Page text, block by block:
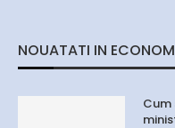
NOUATATI IN
Cum